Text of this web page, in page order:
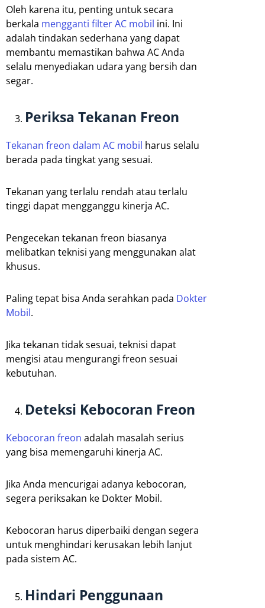
Oleh karena itu, penting untuk secara
berkala mengganti filter AC mobil ini. Ini
adalah tindakan sederhana yang dapat
membantu memastikan bahwa AC Anda
selalu menyediakan udara yang bersih dan
segar.
Periksa Tekanan Freon
Tekanan freon dalam AC mobil harus selalu
berada pada tingkat yang sesuai.
Tekanan yang terlalu rendah atau terlalu
tinggi dapat mengganggu kinerja AC.
Pengecekan tekanan freon biasanya
melibatkan teknisi yang menggunakan alat
khusus.
Paling tepat bisa Anda serahkan pada Dokter
Mobil.
Jika tekanan tidak sesuai, teknisi dapat
mengisi atau mengurangi freon sesuai
kebutuhan.
Deteksi Kebocoran Freon
Kebocoran freon adalah masalah serius
yang bisa memengaruhi kinerja AC.
Jika Anda mencurigai adanya kebocoran,
segera periksakan ke Dokter Mobil.
Kebocoran harus diperbaiki dengan segera
untuk menghindari kerusakan lebih lanjut
pada sistem AC.
Hindari Penggunaan